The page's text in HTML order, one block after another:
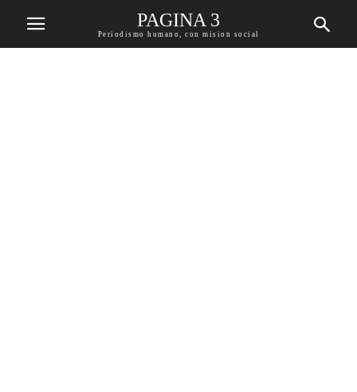
PAGINA 3
Periodismo humano, con mision social